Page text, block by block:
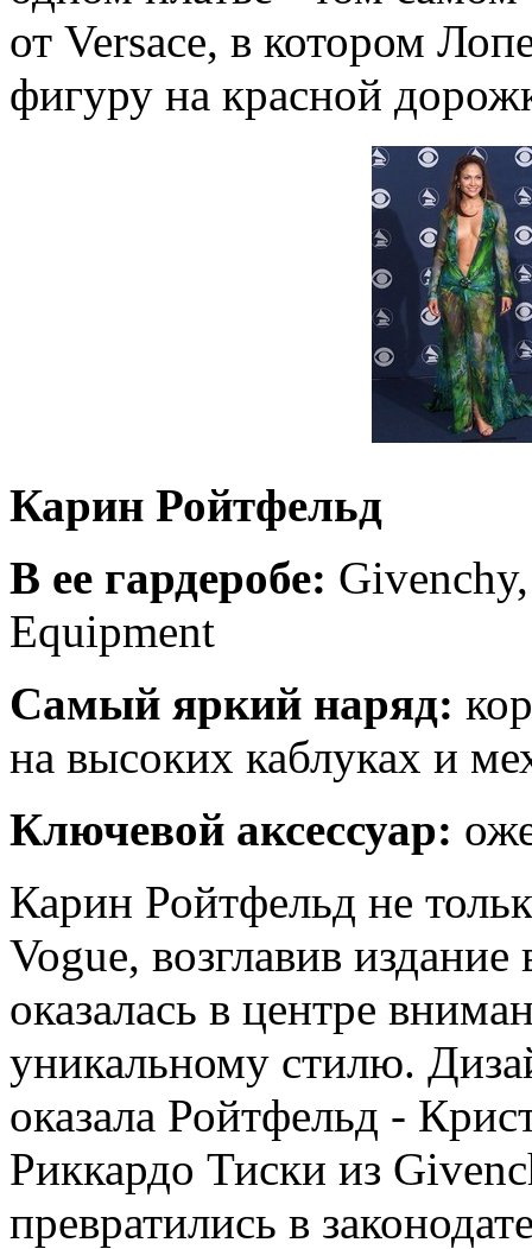
от Versace, в котором
фигуру на красной
Карин Ройтфельд
В ее гардеробе:
Equipment
Самый яркий наряд:
на высоких каблуках и
Ключевой аксессуар:
Карин Ройтфельд не
Vogue, возглавив
оказалась в центре
уникальному стилю.
оказала Ройтфельд -
Риккардо Тиски из
превратились в